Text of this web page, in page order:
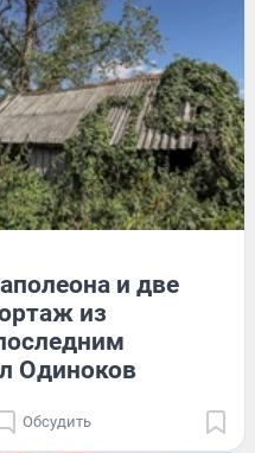
и две
из
Одиноков
Обсудить